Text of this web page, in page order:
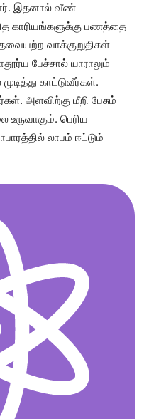
இதனால் வீண்
காரியங்களுக்கு பணத்தை
வாக்குறுதிகள்
பேச்சால் யாராலும்
காட்டுவீர்கள்.
அளவிற்கு மீறி பேசும்
உருவாகும். பெரிய
லாபம் ஈட்டும்